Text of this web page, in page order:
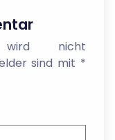
wird nicht
sind mit *